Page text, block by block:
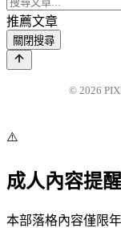
推薦文章
關閉搜尋
© 2026
⚠️
成人內容提醒
本部落格內容僅限